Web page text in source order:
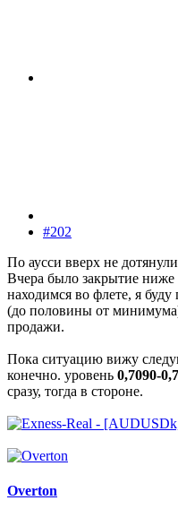
#202
По аусси вверх не
Вчера было закрытие
находимся во флете, я буду
(до половины от
продажи.
Пока ситуацию вижу
конечно. уровень 0,7090-
сразу, тогда в стороне.
Overton